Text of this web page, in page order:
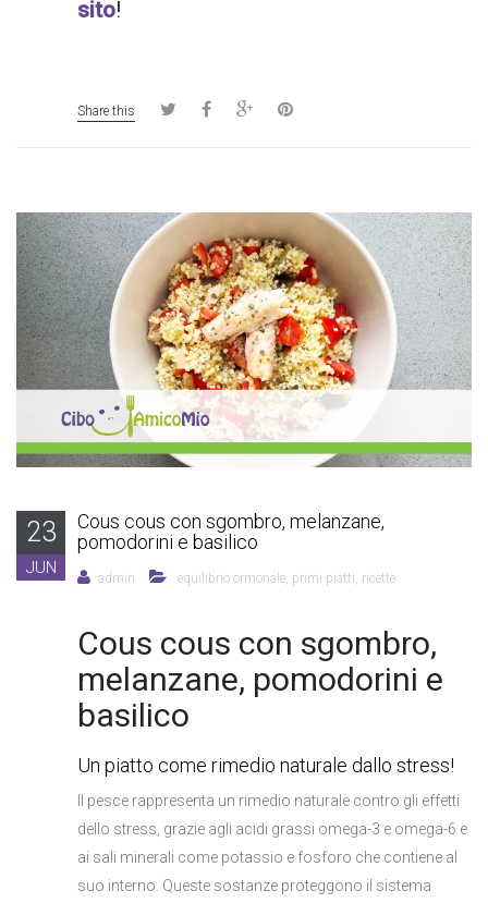
sito!
Share this
23
JUN
Cous cous con sgombro, melanzane,
pomodorini e basilico
admin equilibrio ormonale, primi piatti, ricette
Cous cous con sgombro,
melanzane, pomodorini e
basilico
Un piatto come rimedio naturale dallo stress!
Il pesce rappresenta un rimedio naturale contro gli effetti
dello stress, grazie agli acidi grassi omega-3 e omega-6 e
ai sali minerali come potassio e fosforo che contiene al
suo interno. Queste sostanze proteggono il sistema